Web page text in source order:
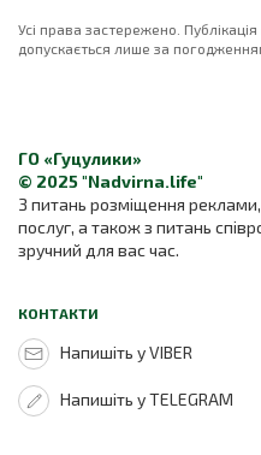
Усі права застережено.
допускається лише за
ГО «Гуцулики»
© 2025 "Nadvirna.life"
З питань розміщення
послуг, а також з питань
зручний для вас час.
КОНТАКТИ
Напишіть у VIBER
Напишіть у TELEGRAM